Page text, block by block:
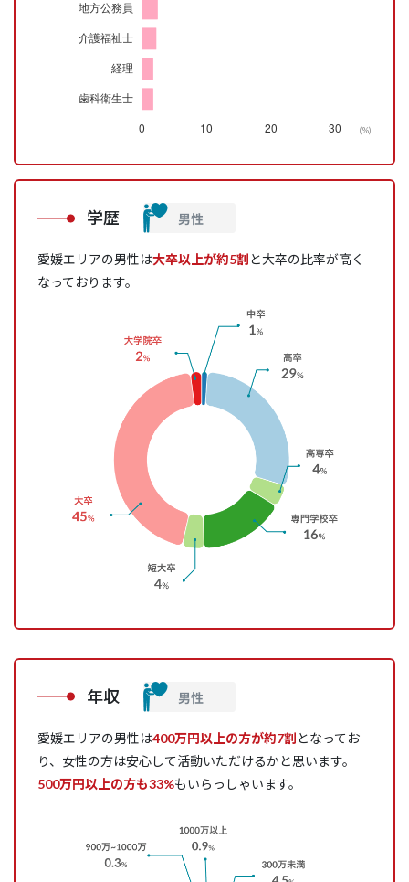
(%)
学歴
愛媛エリアの男性は大卒以上が約5割と大卒の比率が高く
なっております。
年収
愛媛エリアの男性は400万円以上の方が約7割となってお
り、女性の方は安心して活動いただけるかと思います。
500万円以上の方も33%もいらっしゃいます。